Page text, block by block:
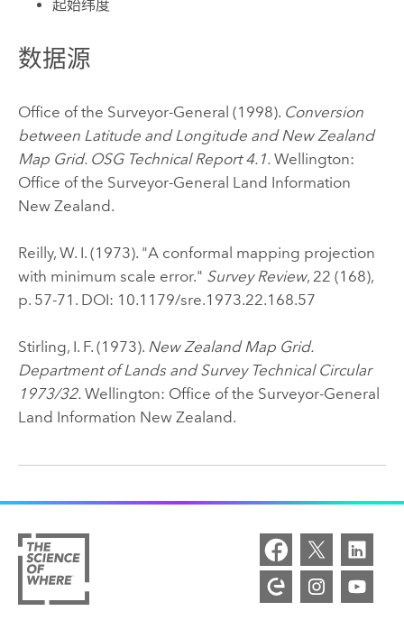
起始纬度
数据源
Office of the Surveyor-General (1998). Conversion
between Latitude and Longitude and New Zealand
Map Grid. OSG Technical Report 4.1.Wellington:
Office of the Surveyor-General Land Information
New Zealand.
Reilly, W. I. (1973). "A conformal mapping projection
with minimum scale error." Survey Review, 22 (168),
p. 57-71. DOI: 10.1179/sre.1973.22.168.57
Stirling, I. F. (1973). New Zealand Map Grid.
Department of Lands and Survey Technical Circular
1973/32.Wellington: Office of the Surveyor-General
Land Information New Zealand.